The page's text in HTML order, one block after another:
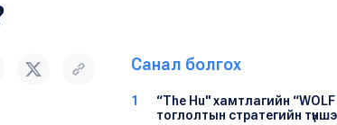
Санал болгох
1
“The Hu" хамтлагийн
тоглолтын стратегийн